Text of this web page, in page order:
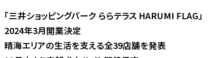
「三井ショッピングパーク ららテラス HARUMI FLAG」
2024年3月開業決定
晴海エリアの生活を支える全39店舗を発表